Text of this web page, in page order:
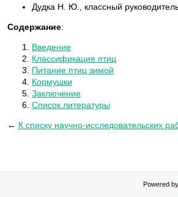
Дудка Н. Ю., классный
Содержание:
Введение
Классификация птиц
Питание птиц зимой
Кормушки
Заключение
Список литературы
← К списку научно-исследовательских
Powered by